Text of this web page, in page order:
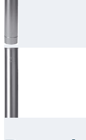
Academy
Over ons